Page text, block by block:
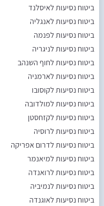
ביטוח נסיעות לאיסלנד
ביטוח נסיעות לאנגליה
ביטוח נסיעות לפנמה
ביטוח נסיעות לניגריה
ביטוח נסיעות לחוף השנהב
ביטוח נסיעות לארמניה
ביטוח נסיעות לקוסובו
ביטוח נסיעות למולדובה
ביטוח נסיעות לקזחסטן
ביטוח נסיעות לרוסיה
ביטוח נסיעות לדרום אפריקה
ביטוח נסיעות למיאנמר
ביטוח נסיעות לרואנדה
ביטוח נסיעות לנמיביה
ביטוח נסיעות לאוגנדה